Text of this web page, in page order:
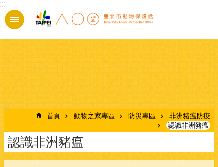
跳到主要內容區塊
:::
:::
首頁 動物之家專區 防災專區
非洲豬瘟防疫
認識非洲豬瘟
認識非洲豬瘟